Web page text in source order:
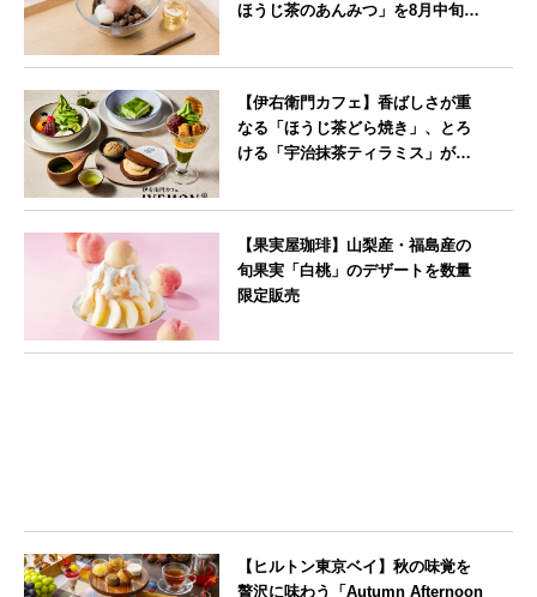
ほうじ茶のあんみつ」を8月中旬よ
【伊右衛門カフェ】香ばしさが重
なる「ほうじ茶どら焼き」、とろ
ける「宇治抹茶ティラミス」が新
【果実屋珈琲】山梨産・福島産の
旬果実「白桃」のデザートを数量
限定販売
【ヒルトン東京ベイ】秋の味覚を
贅沢に味わう「Autumn Afternoon